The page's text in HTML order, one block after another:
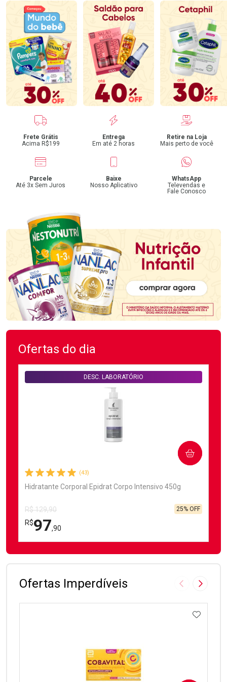
Benefícios
Frete Grátis
Acima R$199
Entrega
Em até 2 horas
Retire na Loja
Mais perto de você
Parcele
Até 3x Sem Juros
Baixe
Nosso Aplicativo
WhatsApp
Televendas e
Fale Conosco
Ofertas do dia
(43)
Hidratante Corporal Epidrat Corpo Intensivo 450g
DESC. LABORATÓRIO
R$ 129,90
R$97,90
25% OFF
COMPRAR
FECHAR
FECHAR
Ofertas Imperdíveis Imagem